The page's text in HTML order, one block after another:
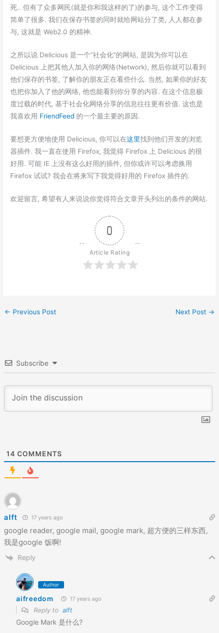
死.. 但有了众多网民(就是你和我这样的了)的参与, 这个工作变得
简单了很多. 我们在保存书签的同时就给网站分了类, 人人都在参
与, 这就是 Web2.0 的精神.
之所以说 Delicious 是一个”社会化”的网站, 是因为你可以在
Delicious 上把其他人加入你的网络(Network), 然后你就可以看到
他们保存的书签, 了解你的朋友正在看些什么. 当然, 如果你的好友
也把你加入了他的网络, 他也能看到你分享的内容. 在这个信息极
度过载的时代, 基于社会化网络分享的信息往往更有价值. 这也是
我喜欢用 FriendFeed 的一个最主要的原因.
要想更方便地使用 Delicious, 你可以在这里找到他们开发的浏览
器插件. 我一直在使用 Firefox, 我觉得 Firefox 上 Delicious 的很
好用. 可能 IE 上没有这么好用的插件, 但你或许可以考虑换用
Firefox 试试? 我会在将来写下我觉得好用的 Firefox 插件的.
欢迎留言, 希望有人来说说你觉得符合文章开头列出的条件的网站.
0
Article Rating
← Previous Post Next Post →
Subscribe
14 COMMENTS
alft 17 years ago
google reader, google mail, google mark, 超方便的三样东西,
我是google 饭啊!
Reply
Author
aifreedom 17 years ago
Reply toalft
Google Mark 是什么?